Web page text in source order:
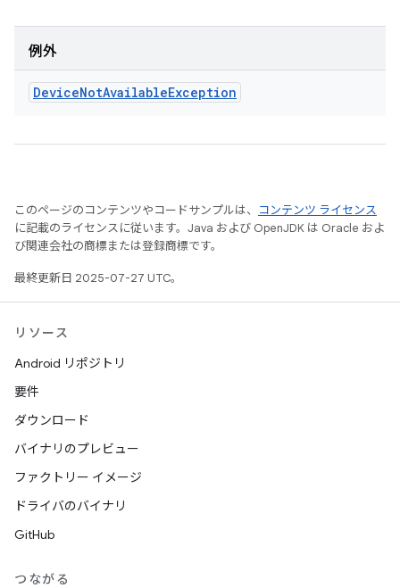
例外
DeviceNotAvailableException
このページのコンテンツやコードサンプルは、
コンテンツ ライセンス
に記載のライセンスに従います。Java および OpenJDK は Oracle およ
び関連会社の商標または登録商標です。
最終更新日 2025-07-27 UTC。
リソース
Android リポジトリ
要件
ダウンロード
バイナリのプレビュー
ファクトリー イメージ
ドライバのバイナリ
GitHub
つながる